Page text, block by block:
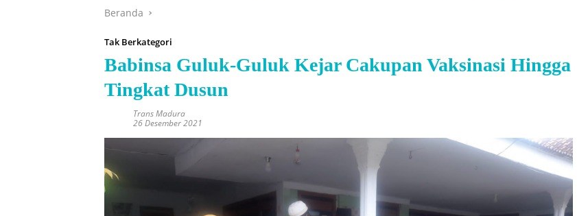
Beranda
Tak Berkategori
Babinsa Guluk-Guluk Kejar Cakupan Vaksinasi Hingga
Tingkat Dusun
Trans Madura
26 Desember 2021